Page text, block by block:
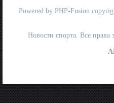
Powered by PHP-Fusion
Новости спорта. Все